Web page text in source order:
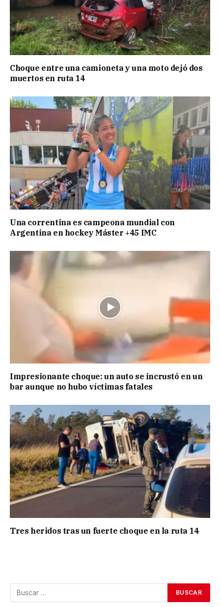
Choque entre una camioneta y una moto dejó dos
muertos en ruta 14
Una correntina es campeona mundial con
Argentina en hockey Máster +45 IMC
Impresionante choque: un auto se incrustó en un
bar aunque no hubo víctimas fatales
Tres heridos tras un fuerte choque en la ruta 14